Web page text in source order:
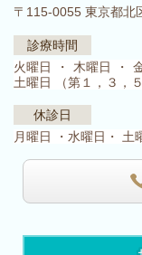
〒115-0055 東京都北
診療時間
火曜日 ・ 木曜日 ・
土曜日 （第１，３，
休診日
月曜日 ・水曜日・ 土